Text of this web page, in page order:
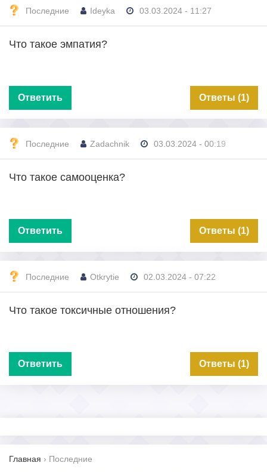
Последние Ideyka 03.03.2024 - 11:27
Что такое эмпатия?
Ответить Ответы (1)
Последние Zadachnik 03.03.2024 - 00:19
Что такое самооценка?
Ответить Ответы (1)
Последние Otkrytie 02.03.2024 - 07:22
Что такое токсичные отношения?
Ответить Ответы (1)
Главная › Последние